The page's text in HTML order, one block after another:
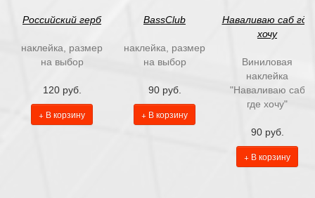
Российский герб
наклейка, размер
на выбор
120 руб.
+ В корзину
BassClub
наклейка, размер
на выбор
90 руб.
+ В корзину
Наваливаю саб где
хочу
Виниловая
наклейка
"Наваливаю саб
где хочу"
90 руб.
+ В корзину